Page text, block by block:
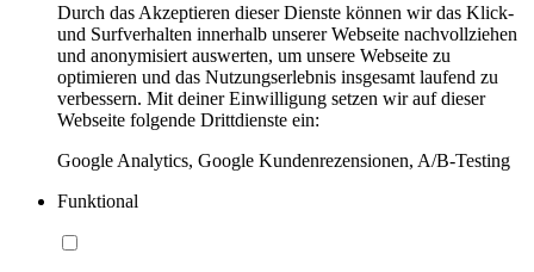
Durch das Akzeptieren dieser Dienste können wir das Klick-
und Surfverhalten innerhalb unserer Webseite nachvollziehen
und anonymisiert auswerten, um unsere Webseite zu
optimieren und das Nutzungserlebnis insgesamt laufend zu
verbessern. Mit deiner Einwilligung setzen wir auf dieser
Webseite folgende Drittdienste ein:
Google Analytics, Google Kundenrezensionen, A/B-Testing
Funktional